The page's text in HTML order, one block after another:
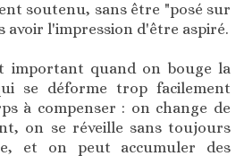
soutenu, sans être "posé sur
avoir l'impression d'être aspiré.
important quand on bouge la
se déforme trop facilement
à compenser : on change de
on se réveille sans toujours
et on peut accumuler des